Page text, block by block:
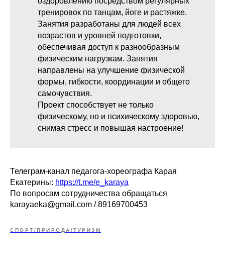
тренировок по танцам, йоге и растяжке.
Занятия разработаны для людей всех
возрастов и уровней подготовки,
обеспечивая доступ к разнообразным
физическим нагрузкам. Занятия
направлены на улучшение физической
формы, гибкости, координации и общего
самочувствия.
Проект способствует не только
физическому, но и психическому здоровью,
снимая стресс и повышая настроение!
Телеграм-канал педагога-хореографа Карая
Екатерины: https://t.me/e_karaya
По вопросам сотрудничества обращаться
karayaeka@gmail.com / 89169700453
СПОРТ/ПРИРОДА/ТУРИЗМ